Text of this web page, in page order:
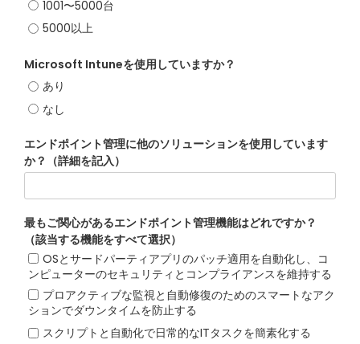
1001〜5000台
5000以上
Microsoft Intuneを使用していますか？
あり
なし
エンドポイント管理に他のソリューションを使用しています
か？（詳細を記入）
最もご関心があるエンドポイント管理機能はどれですか？
（該当する機能をすべて選択）
OSとサードパーティアプリのパッチ適用を自動化し、コ
ンピューターのセキュリティとコンプライアンスを維持する
プロアクティブな監視と自動修復のためのスマートなアク
ションでダウンタイムを防止する
スクリプトと自動化で日常的なITタスクを簡素化する